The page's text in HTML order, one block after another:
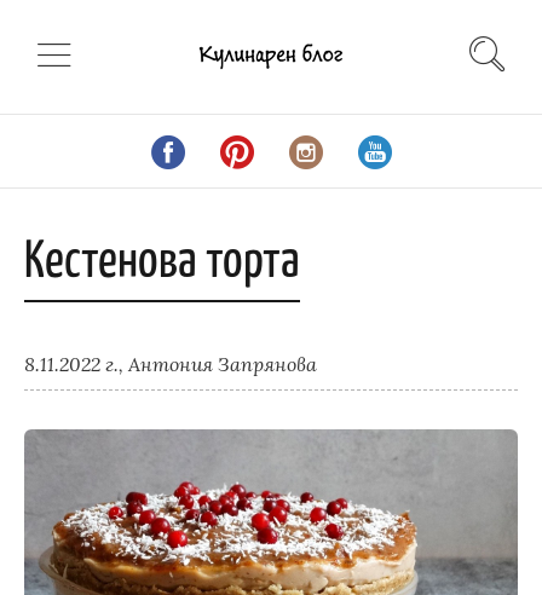
Кестенова торта
8.11.2022 г., Антония Запрянова